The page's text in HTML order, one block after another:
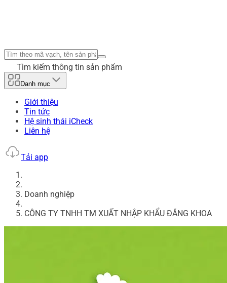
Tìm kiếm thông tin sản phẩm
Danh mục
Giới thiệu
Tin tức
Hệ sinh thái iCheck
Liên hệ
Tải app
Doanh nghiệp
CÔNG TY TNHH TM XUẤT NHẬP KHẨU ĐĂNG KHOA